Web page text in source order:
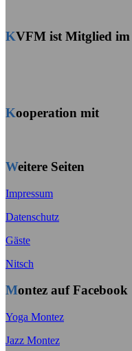
KVFM ist Mitglied im
Kooperation mit
Weitere Seiten
Impressum
Datenschutz
Gäste
Nitsch
Montez auf Facebook
Yoga Montez
Jazz Montez